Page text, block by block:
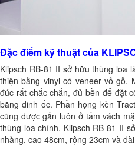
Đặc điểm kỹ thuật của
Klipsch RB-81 II sở hữu thùng loa
thiện bằng vinyl có veneer vỏ gỗ.
đúc rất chắc chắn, đủ bền để đặt
bằng đinh ốc. Phần họng kèn
cũng được gắn luôn ở tấm vách
thùng loa chính. Klipsch RB-81 II
nhàng, cao 48cm, rộng 23cm và